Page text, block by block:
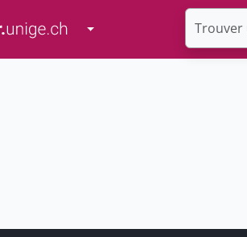
Toggle Dropdown